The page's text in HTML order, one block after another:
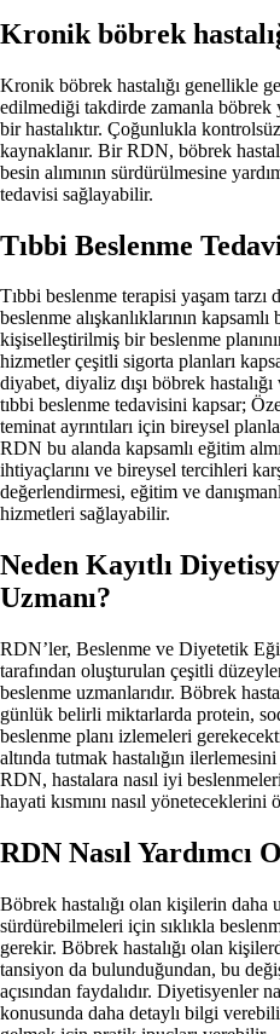
Kronik böbrek
Kronik böbrek hastalığı genellikle
edilmediği takdirde zamanla
bir hastalıktır. Çoğunlukla
kaynaklanır. Bir RDN, böbrek
besin alımının sürdürülmesine
tedavisi sağlayabilir.
Tıbbi Beslenme
Tıbbi beslenme terapisi yaşam
beslenme alışkanlıklarının
kişiselleştirilmiş bir beslenme
hizmetler çeşitli sigorta planları
diyabet, diyaliz dışı böbrek
tıbbi beslenme tedavisini kapsar;
teminat ayrıntıları için bireysel
RDN bu alanda kapsamlı eğitim
ihtiyaçlarını ve bireysel tercihleri
değerlendirmesi, eğitim ve
hizmetleri sağlayabilir.
Neden Kayıtlı
Uzmanı?
RDN’ler, Beslenme ve Diyetetik
tarafından oluşturulan çeşitli
beslenme uzmanlarıdır. Böbrek
günlük belirli miktarlarda protein,
beslenme planı izlemeleri
altında tutmak hastalığın
RDN, hastalara nasıl iyi
hayati kısmını nasıl yöneteceklerini
RDN Nasıl Yardımcı
Böbrek hastalığı olan kişilerin daha
sürdürebilmeleri için sıklıkla
gerekir. Böbrek hastalığı olan
tansiyon da bulunduğundan, bu
açısından faydalıdır. Diyetisyenler
konusunda daha detaylı bilgi